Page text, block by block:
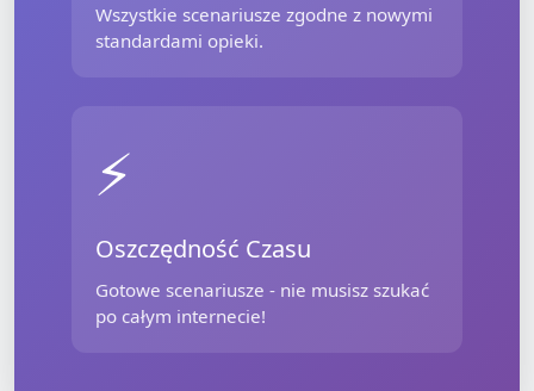
Wszystkie scenariusze zgodne z nowymi
standardami opieki.
⚡
Oszczędność Czasu
Gotowe scenariusze - nie musisz szukać
po całym internecie!